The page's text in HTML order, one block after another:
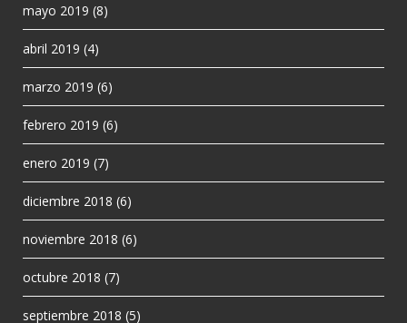
mayo 2019 (8)
abril 2019 (4)
marzo 2019 (6)
febrero 2019 (6)
enero 2019 (7)
diciembre 2018 (6)
noviembre 2018 (6)
octubre 2018 (7)
septiembre 2018 (5)